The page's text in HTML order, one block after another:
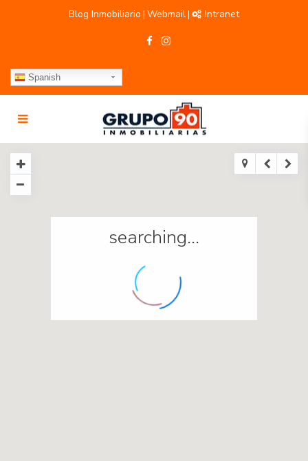
Blog Inmobiliario | Webmail| Intranet
Spanish
searching...